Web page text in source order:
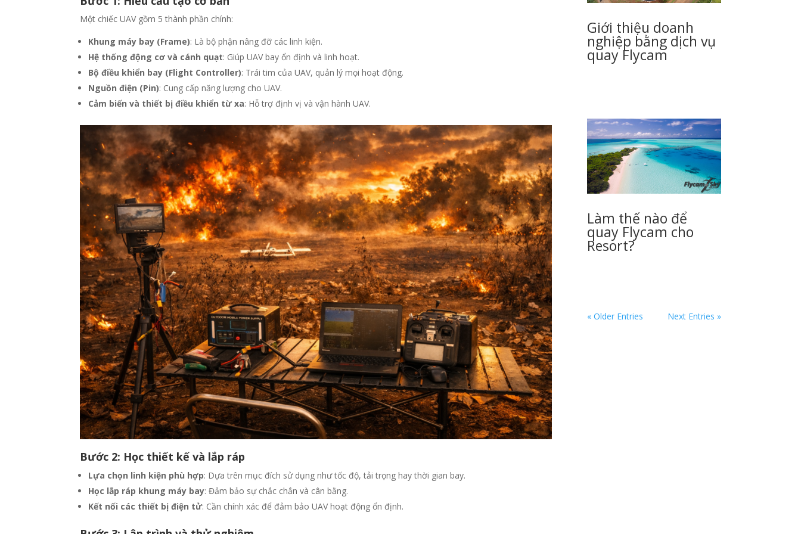
Một chiếc UAV gồm 5 thành phần chính:
Khung máy bay (Frame): Là bộ phận nâng đỡ các linh kiện.
Hệ thống động cơ và cánh quạt: Giúp UAV bay ổn định và linh hoạt.
Bộ điều khiển bay (Flight Controller): Trái tim của UAV, quản lý mọi hoạt động.
Nguồn điện (Pin): Cung cấp năng lượng cho UAV.
Cảm biến và thiết bị điều khiển từ xa: Hỗ trợ định vị và vận hành UAV.
Bước 2: Học thiết kế và lắp ráp
Lựa chọn linh kiện phù hợp: Dựa trên mục đích sử dụng như tốc độ, tải trọng hay thời gian bay.
Học lắp ráp khung máy bay: Đảm bảo sự chắc chắn và cân bằng.
Kết nối các thiết bị điện tử: Cần chính xác để đảm bảo UAV hoạt động ổn định.
Giới thiệu doanh
nghiệp bằng dịch vụ
quay Flycam
Làm thế nào để
quay Flycam cho
Resort?
« Older Entries Next Entries »